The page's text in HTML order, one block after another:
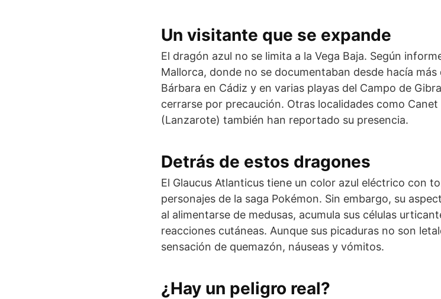
Un visitante que se expande
El dragón azul no se limita a la Vega Baja. Según
Mallorca, donde no se documentaban desde hacía
Bárbara en Cádiz y en varias playas del Campo de
cerrarse por precaución. Otras localidades como Canet
(Lanzarote) también han reportado su presencia.
Detrás de estos dragones
El Glaucus Atlanticus tiene un color azul eléctrico con
personajes de la saga Pokémon. Sin embargo, su
al alimentarse de medusas, acumula sus células
reacciones cutáneas. Aunque sus picaduras no son
sensación de quemazón, náuseas y vómitos.
¿Hay un peligro real?